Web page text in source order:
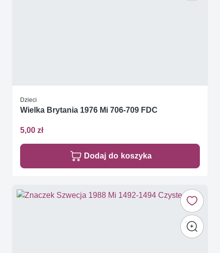
Dzieci
Wielka Brytania 1976 Mi 706-709 FDC
5,00 zł
Dodaj do koszyka